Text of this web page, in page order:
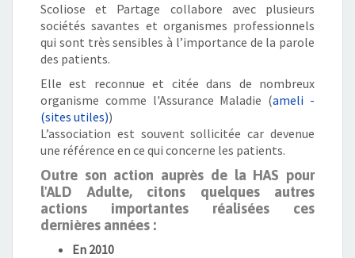
Scoliose et Partage collabore avec plusieurs
sociétés savantes et organismes professionnels
qui sont très sensibles à l’importance de la parole
des patients.
Elle est reconnue et citée dans de nombreux
organisme comme l'Assurance Maladie (ameli -
(sites utiles))
L’association est souvent sollicitée car devenue
une référence en ce qui concerne les patients.
Outre son action auprès de la HAS pour
l'ALD Adulte, citons quelques autres
actions importantes réalisées ces
dernières années :
En 2010